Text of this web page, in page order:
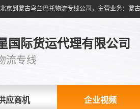
国际货运代理有限公司
流专线
应商机 企业视频